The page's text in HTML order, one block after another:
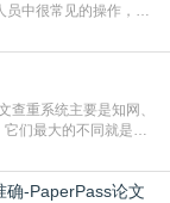
中很常见的操作，不
AI的数据集本身就包
容易无意识拼接出重
们最大的不同就是数
本科用PMLC，含大学
学术论文联合比对
确-PaperPass论文